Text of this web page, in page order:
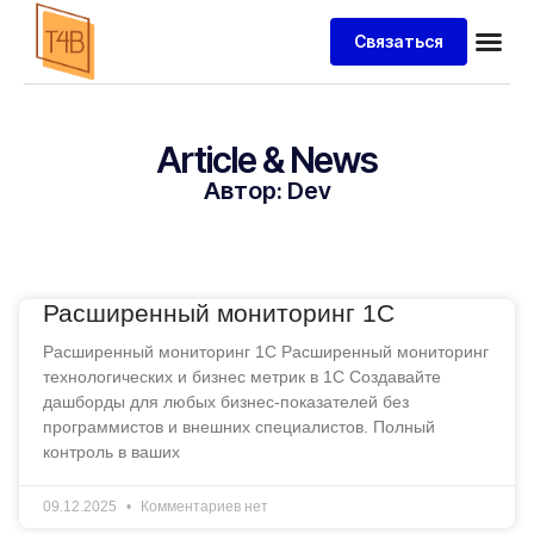
Связаться
Article & News
Автор: Dev
Расширенный мониторинг 1С
Расширенный мониторинг 1С Расширенный мониторинг
технологических и бизнес метрик в 1С Создавайте
дашборды для любых бизнес-показателей без
программистов и внешних специалистов. Полный
контроль в ваших
09.12.2025 Комментариев нет